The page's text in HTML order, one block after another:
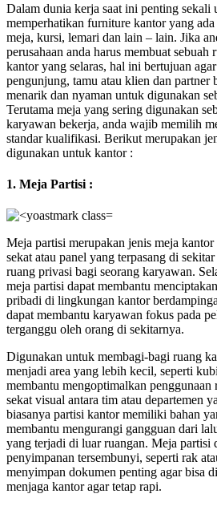
Dalam dunia kerja saat ini penting sekali
memperhatikan furniture kantor yang
meja, kursi, lemari dan lain – lain. Jika
perusahaan anda harus membuat
kantor yang selaras, hal ini bertujuan
pengunjung, tamu atau klien dan partner
menarik dan nyaman untuk digunakan
Terutama meja yang sering digunakan
karyawan bekerja, anda wajib memilih
standar kualifikasi. Berikut merupakan
digunakan untuk kantor :
1. Meja Partisi :
Meja partisi merupakan jenis meja
sekat atau panel yang terpasang di
ruang privasi bagi seorang karyawan.
meja partisi dapat membantu
pribadi di lingkungan kantor
dapat membantu karyawan fokus pada
terganggu oleh orang di sekitarnya.
Digunakan untuk membagi-bagi ruang
menjadi area yang lebih kecil, seperti
membantu mengoptimalkan penggunaan
sekat visual antara tim atau departemen
biasanya partisi kantor memiliki bahan
membantu mengurangi gangguan dari
yang terjadi di luar ruangan. Meja partisi
penyimpanan tersembunyi, seperti rak
menyimpan dokumen penting agar bisa
menjaga kantor agar tetap rapi.